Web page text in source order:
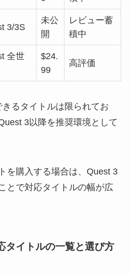
3/3S
未公
開
レビュー蓄
積中
全世
$24.
99
高評価
るタイトルは限られてお
3以降を推奨環境として
を購入する場合は、Quest 3
とで対応タイトルの幅が広
タイトルの一覧と選び方